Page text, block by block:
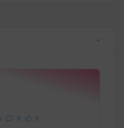
0 0